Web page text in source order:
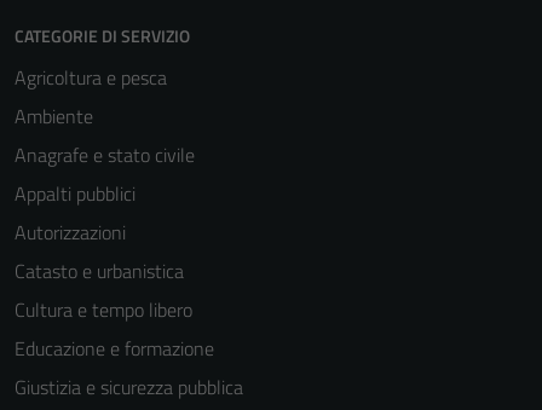
CATEGORIE DI SERVIZIO
Agricoltura e pesca
Ambiente
Anagrafe e stato civile
Appalti pubblici
Autorizzazioni
Catasto e urbanistica
Cultura e tempo libero
Educazione e formazione
Giustizia e sicurezza pubblica